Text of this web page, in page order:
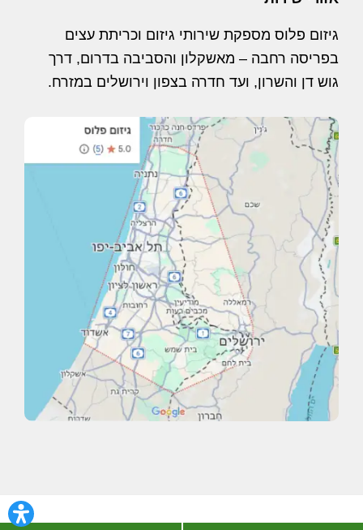
גיזום פלוס מספקת שירותי גיזום וכריתת עצים
בפריסה רחבה – מאשקלון והסביבה בדרום, דרך
גוש דן והשרון, ועד חדרה בצפון וירושלים במזרח.